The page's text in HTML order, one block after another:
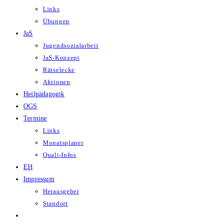
Links
Übungen
JaS
Jugendsozialarbeit
JaS-Konzept
Rätselecke
Aktionen
Heilpädagogik
OGS
Termine
Links
Monatsplaner
Quali-Infos
EH
Impressum
Herausgeber
Standort